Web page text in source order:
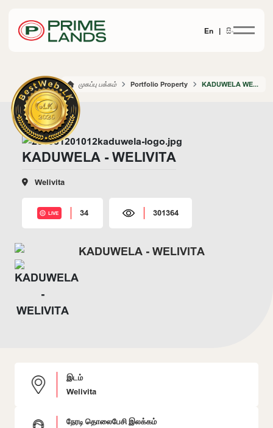
En | සිං
முகப்பு பக்கம் Portfolio Property KADUWELA WELIVITA
KADUWELA - WELIVITA
Welivita
LIVE 34 301364
இடம்
Welivita
நேரடி தொலைபேசி இலக்கம்